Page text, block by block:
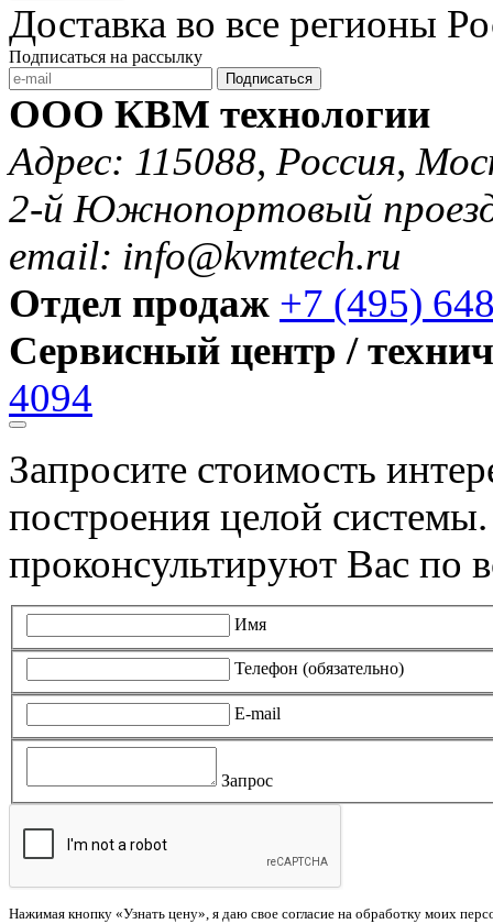
Доставка во все регионы
Подписаться на рассылку
Подписаться
ООО КВМ технологии
Адрес: 115088, Россия,
2-й Южнопортовый
email: info@kvmtech.ru
Отдел продаж +7 (495)
Сервисный центр /
4094
Запросите стоимость
построения целой
проконсультируют Вас по
Имя
Телефон (обязательно)
E-mail
Запрос
Нажимая кнопку «Узнать цену», я даю свое согласие на обработку моих